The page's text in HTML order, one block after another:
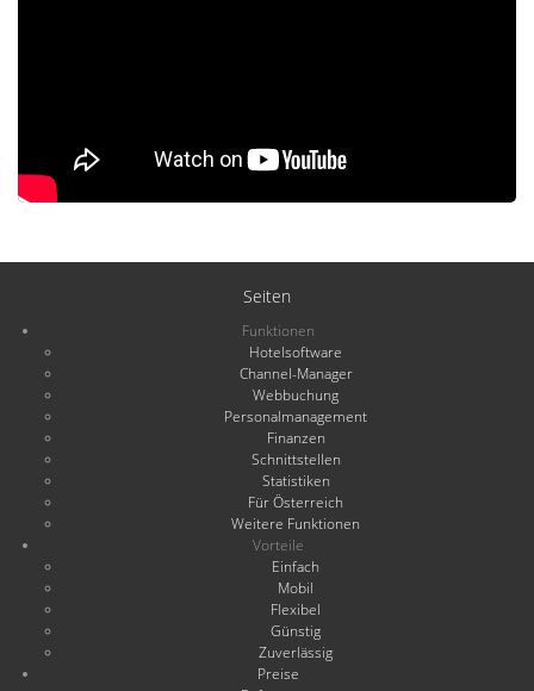
Seiten
Funktionen
Hotelsoftware
Channel-Manager
Webbuchung
Personalmanagement
Finanzen
Schnittstellen
Statistiken
Für Österreich
Weitere Funktionen
Vorteile
Einfach
Mobil
Flexibel
Günstig
Zuverlässig
Preise